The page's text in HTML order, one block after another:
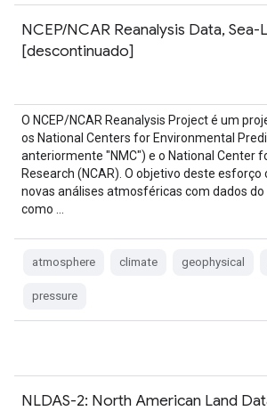
NCEP/NCAR Reanalysis Data, Sea-
[descontinuado]
O NCEP/NCAR Reanalysis Project é um
os National Centers for Environmental
anteriormente "NMC") e o National Center
Research (NCAR). O objetivo deste
novas análises atmosféricas com dados
como …
atmosphere climate geophysical
pressure
NLDAS-2: North American Land